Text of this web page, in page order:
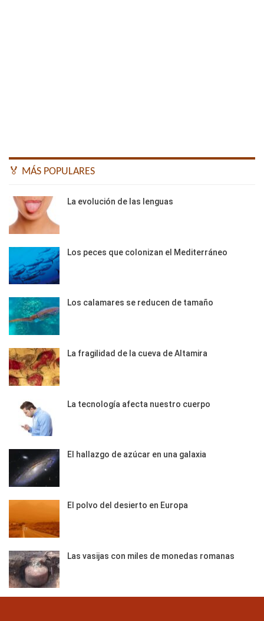
🏅 MÁS POPULARES
La evolución de las lenguas
Los peces que colonizan el Mediterráneo
Los calamares se reducen de tamaño
La fragilidad de la cueva de Altamira
La tecnología afecta nuestro cuerpo
El hallazgo de azúcar en una galaxia
El polvo del desierto en Europa
Las vasijas con miles de monedas romanas